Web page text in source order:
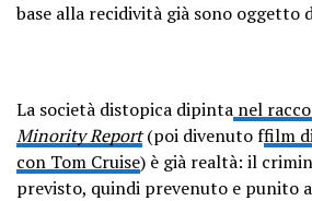
base alla recidività già sono oggetto
La società distopica dipinta nel
Minority Report(poi divenuto ffilm
con Tom Cruise) è già realtà: il
previsto, quindi prevenuto e punito